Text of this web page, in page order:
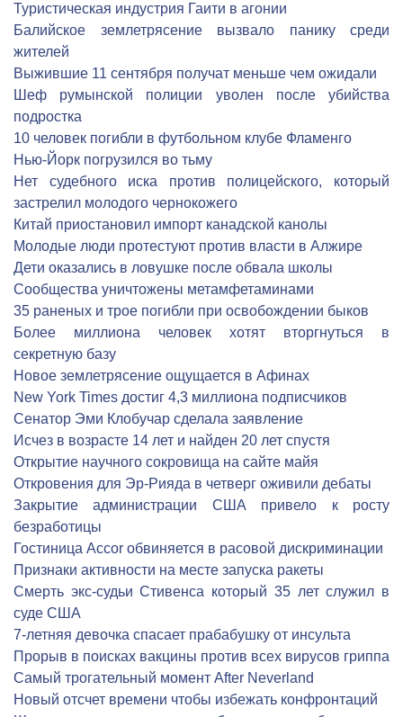
Туристическая индустрия Гаити в агонии
Балийское землетрясение вызвало панику среди
жителей
Выжившие 11 сентября получат меньше чем ожидали
Шеф румынской полиции уволен после убийства
подростка
10 человек погибли в футбольном клубе Фламенго
Нью-Йорк погрузился во тьму
Нет судебного иска против полицейского, который
застрелил молодого чернокожего
Китай приостановил импорт канадской канолы
Молодые люди протестуют против власти в Алжире
Дети оказались в ловушке после обвала школы
Сообщества уничтожены метамфетаминами
35 раненых и трое погибли при освобождении быков
Более миллиона человек хотят вторгнуться в
секретную базу
Новое землетрясение ощущается в Афинах
New York Times достиг 4,3 миллиона подписчиков
Сенатор Эми Клобучар сделала заявление
Исчез в возрасте 14 лет и найден 20 лет спустя
Открытие научного сокровища на сайте майя
Откровения для Эр-Рияда в четверг оживили дебаты
Закрытие администрации США привело к росту
безработицы
Гостиница Accor обвиняется в расовой дискриминации
Признаки активности на месте запуска ракеты
Смерть экс-судьи Стивенса который 35 лет служил в
суде США
7-летняя девочка спасает прабабушку от инсульта
Прорыв в поисках вакцины против всех вирусов гриппа
Самый трогательный момент After Neverland
Новый отсчет времени чтобы избежать конфронтаций